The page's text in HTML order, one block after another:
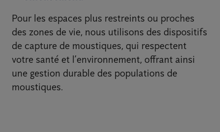
Pour les espaces plus restreints ou proches
des zones de vie, nous utilisons des dispositifs
de capture de moustiques, qui respectent
votre santé et l’environnement, offrant ainsi
une gestion durable des populations de
moustiques.